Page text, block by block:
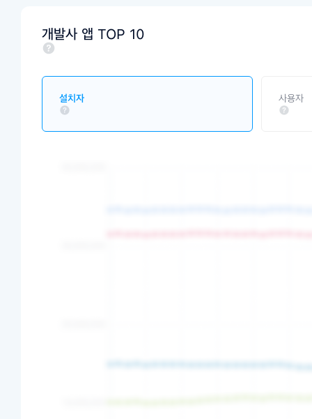
개발사 앱 TOP 10
설치자 사용자